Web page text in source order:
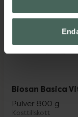
Biosan Basica
Pulver 800 g
Kosttillskott